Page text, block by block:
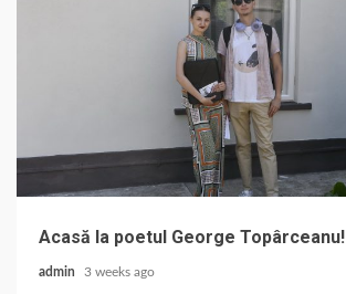
Acasă la poetul George Topârceanu!
admin 3 weeks ago